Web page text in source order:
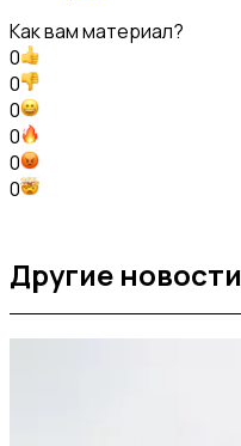
Как вам материал?
0
0
0
0
0
0
Другие новости